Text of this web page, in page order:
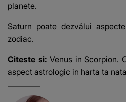
planete.
Saturn poate dezvălui
zodiac.
Citeste si: Venus in Scorpion.
aspect astrologic in harta ta